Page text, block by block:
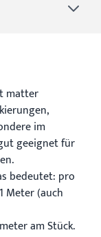
matter
im
geeignet für
bedeutet: pro
Meter (auch
am Stück.